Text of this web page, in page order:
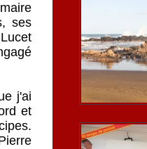
ses
j'ai
et